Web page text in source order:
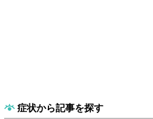
症状から記事を探す